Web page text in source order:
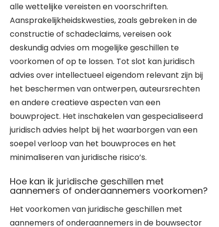
alle wettelijke vereisten en voorschriften.
Aansprakelijkheidskwesties, zoals gebreken in de
constructie of schadeclaims, vereisen ook
deskundig advies om mogelijke geschillen te
voorkomen of op te lossen. Tot slot kan juridisch
advies over intellectueel eigendom relevant zijn bij
het beschermen van ontwerpen, auteursrechten
en andere creatieve aspecten van een
bouwproject. Het inschakelen van gespecialiseerd
juridisch advies helpt bij het waarborgen van een
soepel verloop van het bouwproces en het
minimaliseren van juridische risico’s.
Hoe kan ik juridische geschillen met
aannemers of onderaannemers voorkomen?
Het voorkomen van juridische geschillen met
aannemers of onderaannemers in de bouwsector